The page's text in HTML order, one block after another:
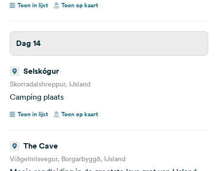
Toon in lijst
Toon op kaart
Dag 14
Selskógur
Skorradalshreppur, IJsland
Camping plaats
Toon in lijst Toon op kaart
The Cave
Víðgelmisvegur, Borgarbyggð, IJsland